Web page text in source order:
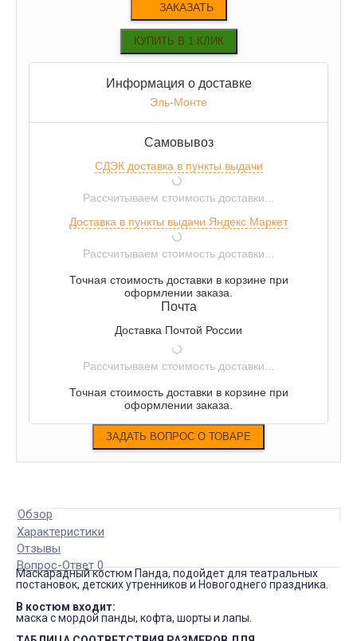
ЗАКАЗАТЬ
Информация о доставке
Эль-Монте
Самовывоз
СДЭК доставка в пункты выдачи
Рассчитываем стоимость доставки...
Доставка в пункты выдачи Яндекс Маркет
Рассчитываем стоимость доставки...
Точная стоимость доставки в корзине при
оформлении заказа.
Почта
Доставка Почтой России
Рассчитываем стоимость доставки...
Точная стоимость доставки в корзине при
оформлении заказа.
Обзор
Характеристики
Отзывы
Вопрос-Ответ 0
Маскарадный костюм Панда, подойдет для театральных
постановок, детских утренников и Новогоднего праздника.
В костюм входит:
маска с мордой панды, кофта, шорты и лапы.